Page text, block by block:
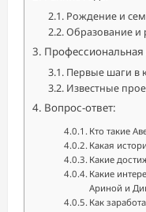
Рождение и
Образование и
Профессиональная
Первые шаги в
Известные
Вопрос-ответ:
Кто такие
Какая
Какие
Какие
Ариной и
Как